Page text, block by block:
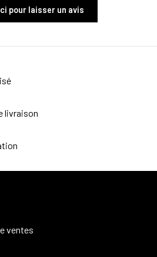
pour laisser un avis
livraison
ventes